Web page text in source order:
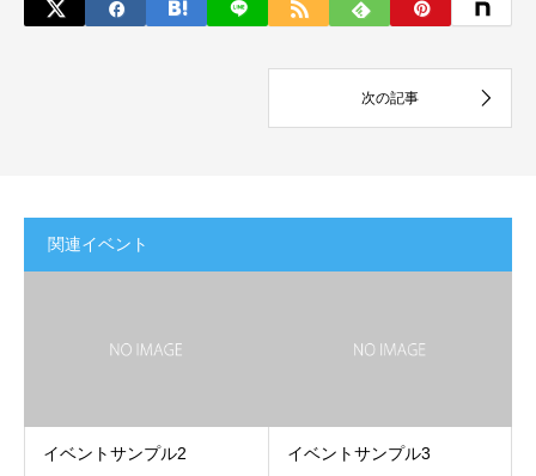
関連イベント
イベントサンプル2 イベントサンプル3